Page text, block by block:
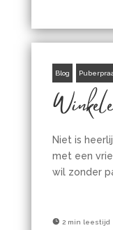
Blog
Niet is
met een
wil zonder
 2 min leestijd